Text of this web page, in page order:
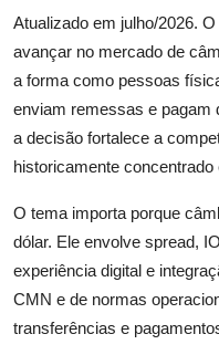
Seguro de Vida
Motores do Brasil
Atualizado em julho/2026.
avançar no mercado de
a forma como pessoas
enviam remessas e pagam
a decisão fortalece a
historicamente
O tema importa porque
dólar. Ele envolve spread,
experiência digital e
CMN e de normas
transferências e